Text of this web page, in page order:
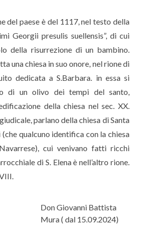
del paese è del 1117, nel testo della
Georgii presulis suellensis”, di cui
della risurrezione di un bambino.
una chiesa in suo onore, nel rione di
dedicata a S.Barbara. in essa si
di un olivo dei tempi del santo,
della chiesa nel sec. XX.
parlano della chiesa di Santa
qualcuno identifica con la chiesa
cui venivano fatti ricchi
di S. Elena è nell’altro rione.
Don Giovanni Battista
Mura ( dal 15.09.2024)